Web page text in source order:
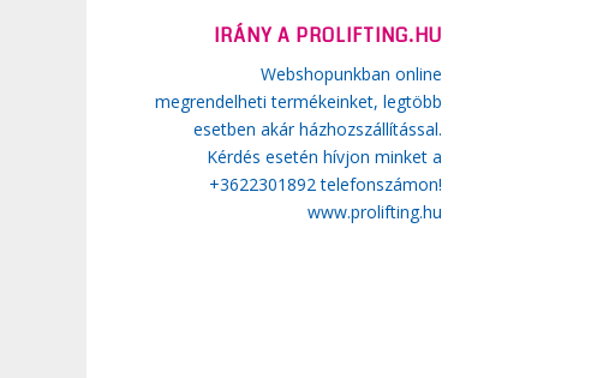
IRÁNY A PROLIFTING.HU
Webshopunkban online
megrendelheti termékeinket, legtöbb
esetben akár házhozszállítással.
Kérdés esetén hívjon minket a
+3622301892 telefonszámon!
www.prolifting.hu